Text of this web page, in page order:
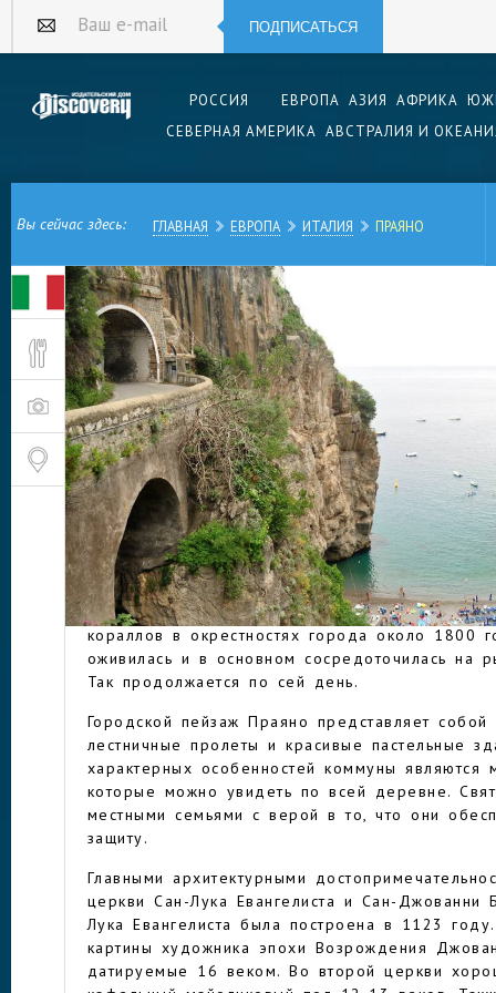
Ваш e-mail ПОДПИСАТЬСЯ
РОССИЯ ЕВРОПА АЗИЯ АФРИКА
СЕВЕРНАЯ АМЕРИКА АВСТРАЛИЯ И
Вы сейчас здесь: ГЛАВНАЯ ЕВРОПА ИТАЛИЯ ПРАЯНО
ПРАЯНО
Живописная итальянская коммуна Праяно
своими видами. Здесь много красивых зданий,
также необычные затерянные в горах
Праяно – ближайшее крупное поселение к
гроту.
Праяно является частью побережья Амальфи,
было внесено в список объектов Всемирного
Название происходит от слова praia, что
течение 10-11 веков коммуна Праяно была
герцогства Амальфи. В анжуйский период
построена укрепленная башня. Затем в
промышленность, однако она исчезла в
кораллов в окрестностях города около 1800
оживилась и в основном сосредоточилась на
Так продолжается по сей день.
Городской пейзаж Праяно представляет
лестничные пролеты и красивые пастельные
характерных особенностей коммуны являются
которые можно увидеть по всей деревне.
местными семьями с верой в то, что они
защиту.
Главными архитектурными
церкви Сан-Лука Евангелиста и Сан-Джованни
Лука Евангелиста была построена в 1123
картины художника эпохи Возрождения
датируемые 16 веком. Во второй церкви